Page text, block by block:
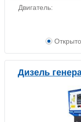
Двигатель:
Дизель